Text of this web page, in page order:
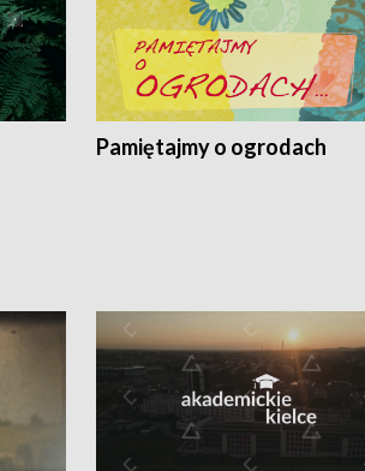
Pamiętajmy o ogrodach